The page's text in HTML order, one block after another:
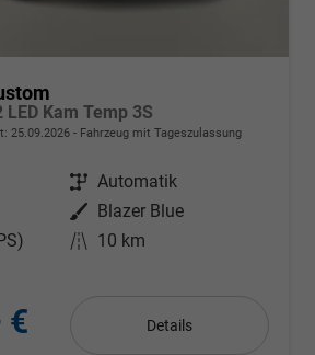
Kam Temp 3S
25.09.2026 Fahrzeug mit Tageszulassung
Getriebe Automatik
Außenfarbe
Blazer Blue
Kilometerstand 10 km
€ Details